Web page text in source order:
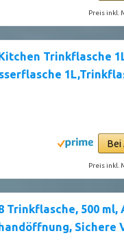
Preis inkl.
Trinkflasche
Bei
Preis inkl.
Trinkflasche, 500 ml,
Sichere